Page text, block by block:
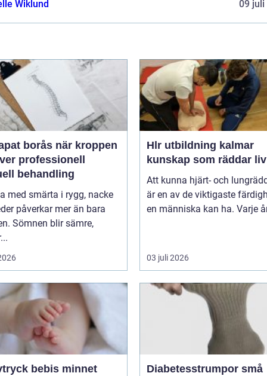
Wiklund 09 juli
när kroppen
professionell
behandling
med smärta i rygg, nacke
påverkar mer än bara
Sömnen blir sämre,
Hlr utbildning kalmar
kunskap som räddar liv
Att kunna hjärt- och
är en av de viktigaste
en människa kan ha. Varje
03 juli 2026
bebis minnet
Diabetesstrumpor små